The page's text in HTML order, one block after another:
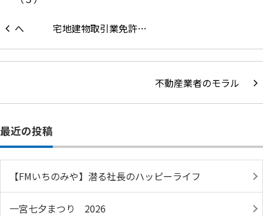
宅地建物取引業免許…
不動産業者のモラル
最近の投稿
【FMいちのみや】潜る社長のハッピーライフ
一宮七夕まつり 2026